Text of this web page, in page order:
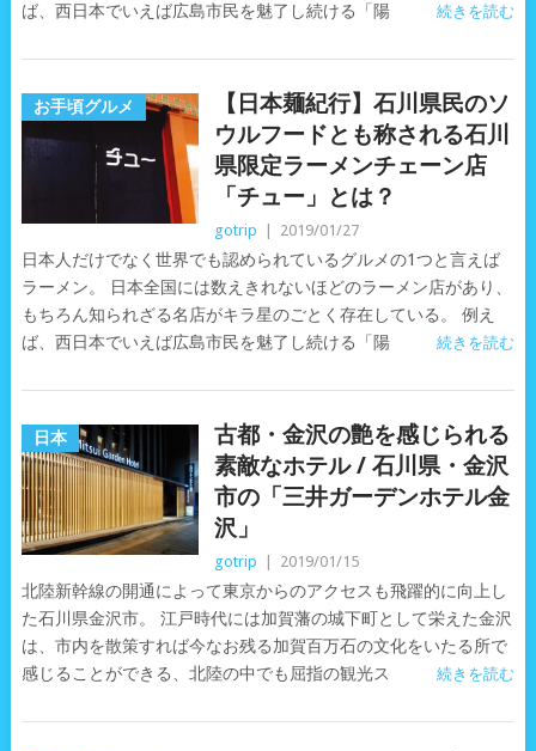
ば、西日本でいえば広島市民を魅了し続ける「陽
続きを読む
お手頃グルメ
【日本麺紀行】石川県民のソ
ウルフードとも称される石川
県限定ラーメンチェーン店
「チュー」とは？
gotrip 2019/01/27
日本人だけでなく世界でも認められているグルメの1つと言えば
ラーメン。 日本全国には数えきれないほどのラーメン店があり、
もちろん知られざる名店がキラ星のごとく存在している。 例え
ば、西日本でいえば広島市民を魅了し続ける「陽
続きを読む
日本
古都・金沢の艶を感じられる
素敵なホテル / 石川県・金沢
市の「三井ガーデンホテル金
沢」
gotrip 2019/01/15
北陸新幹線の開通によって東京からのアクセスも飛躍的に向上し
た石川県金沢市。 江戸時代には加賀藩の城下町として栄えた金沢
は、市内を散策すれば今なお残る加賀百万石の文化をいたる所で
感じることができる、北陸の中でも屈指の観光ス
続きを読む